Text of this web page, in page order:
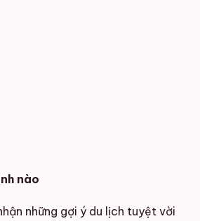
nào
những gợi ý du lịch tuyệt vời